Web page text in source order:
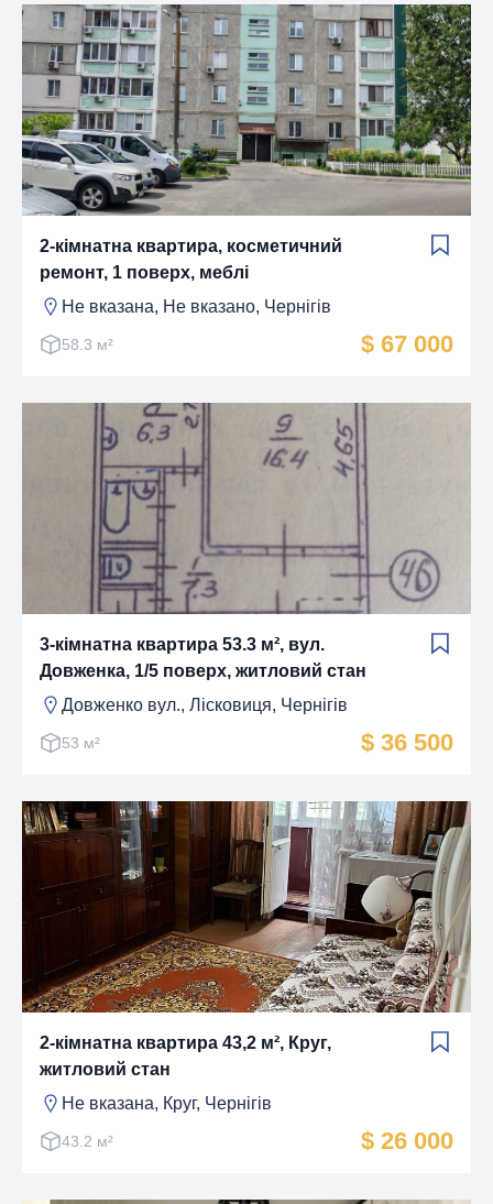
2-кімнатна квартира, косметичний
ремонт, 1 поверх, меблі
Не вказана, Не вказано, Чернігів
58.3 м² $ 67 000
3-кімнатна квартира 53.3 м², вул.
Довженка, 1/5 поверх, житловий стан
Довженко вул., Лiсковиця, Чернігів
53 м² $ 36 500
2-кімнатна квартира 43,2 м², Круг,
житловий стан
Не вказана, Круг, Чернігів
43.2 м² $ 26 000